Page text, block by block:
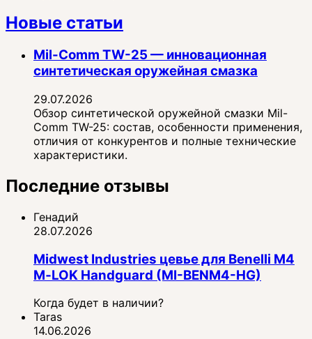
Новые статьи
Mil-Comm TW-25 — инновационная
синтетическая оружейная смазка
29.07.2026
Обзор синтетической оружейной смазки Mil-
Comm TW-25: состав, особенности применения,
отличия от конкурентов и полные технические
характеристики.
Последние отзывы
Генадий
28.07.2026
Midwest Industries цевье для Benelli M4
M‑LOK Handguard (MI-BENM4-HG)
Когда будет в наличии?
Taras
14.06.2026